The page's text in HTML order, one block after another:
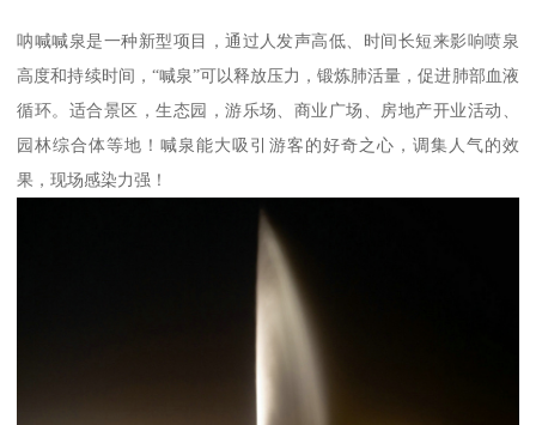
呐喊喊泉是一种新型项目，通过人发声高低、时间长短来影响喷泉
高度和持续时间，“喊泉”可以释放压力，锻炼肺活量，促进肺部血液
循环。适合景区，生态园，游乐场、商业广场、房地产开业活动、
园林综合体等地！喊泉能大吸引游客的好奇之心，调集人气的效
果，现场感染力强！